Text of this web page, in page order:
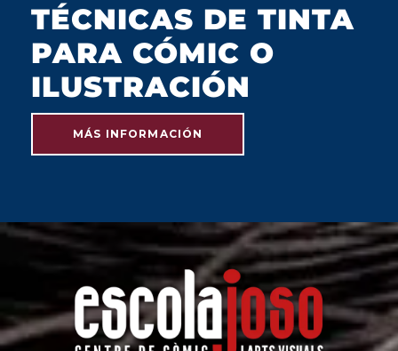
TÉCNICAS DE TINTA
PARA CÓMIC O
ILUSTRACIÓN
MÁS INFORMACIÓN